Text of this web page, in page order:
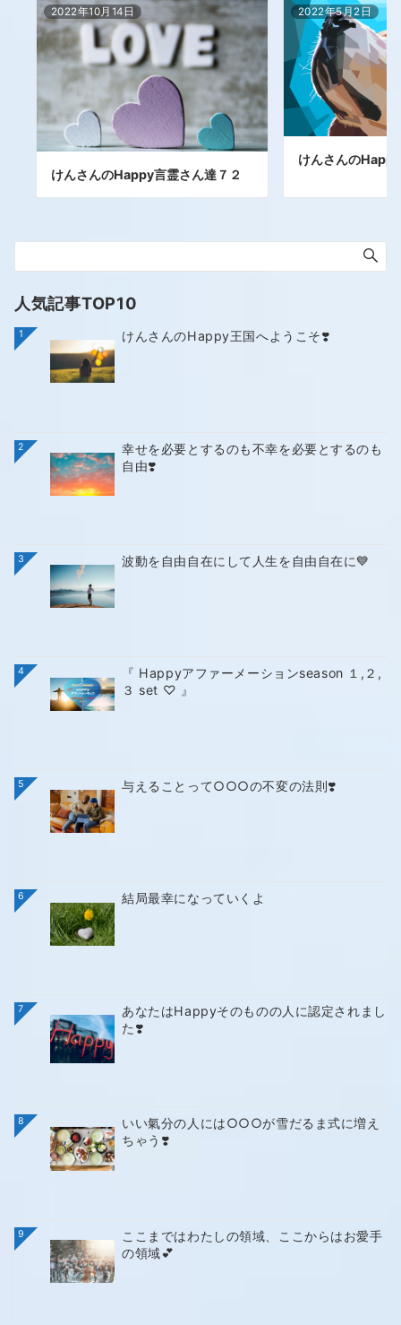
2022年10月14日
けんさんのHappy言霊さん達７２
2022年5月2日
けんさんの
人気記事TOP10
1 けんさんのHappy王国へようこそ❣️
2
幸せを必要とするのも不幸を必要とするのも
自由❣️
3 波動を自由自在にして人生を自由自在に💙
4
『 Happyアファーメーションseason １,２,
３ set ♡ 』
5 与えることって○○○の不変の法則❣️
6 結局最幸になっていくよ
7
あなたはHappyそのものの人に認定されまし
た❣️
8
いい氣分の人には○○○が雪だるま式に増え
ちゃう❣️
9
ここまではわたしの領域、ここからはお愛手
の領域💕